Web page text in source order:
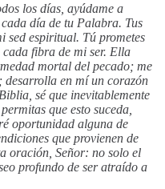
los días, ayúdame a
día de tu Palabra. Tus
sed espiritual. Tú prometes
fibra de mi ser. Ella
mortal del pecado; me
en mí un corazón
sé que inevitablemente
que esto suceda,
oportunidad alguna de
que provienen de
oración, Señor: no solo el
profundo de ser atraído a